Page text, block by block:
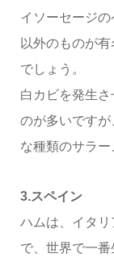
イソーセージ
以外のものが
でしょう。
白カビを発生
のが多いです
な種類のサラー
3.スペイン
ハムは、イタ
で、世界で一